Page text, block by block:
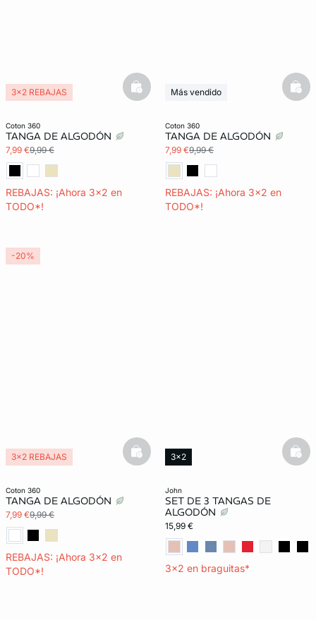
coton 360
TANGA DE ALGODÓN
7,99 €9,99 €
REBAJAS: ¡Ahora 3x2 en
TODO*!
3x2 REBAJAS basketfull
coton 360
TANGA DE ALGODÓN
7,99 €9,99 €
REBAJAS: ¡Ahora 3x2 en
TODO*!
Más vendido
coton 360
TANGA DE ALGODÓN
7,99 €9,99 €
REBAJAS: ¡Ahora 3x2 en
TODO*!
3x2 REBAJAS basketfull
-20%
john
SET DE 3 TANGAS DE
ALGODÓN
15,99 €
3x2 en braguitas*
3x2